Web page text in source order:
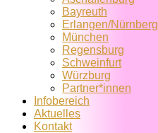
Bayreuth
Erlangen/Nürnberg
München
Regensburg
Schweinfurt
Würzburg
Partner*innen
Infobereich
Aktuelles
Kontakt